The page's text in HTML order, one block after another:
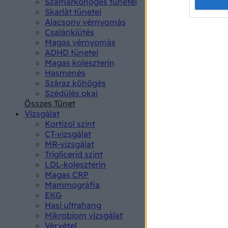
Skarlát tünetei
Alacsony vérnyomás
Csalánkiütés
Magas vérnyomás
ADHD tünetei
Magas koleszterin
Hasmenés
Száraz köhögés
Szédülés okai
Összes Tünet
Vizsgálat
Kortizol szint
CT-vizsgálat
MR-vizsgálat
Triglicerid szint
LDL-koleszterin
Magas CRP
Mammográfia
EKG
Hasi ultrahang
Mikrobiom vizsgálat
Vérvétel